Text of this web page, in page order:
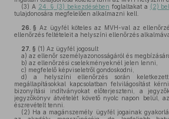
(3) A 24. § (3) bekezdésében foglaltakat a (2)
tulajdonosára megfelelően alkalmazni kell.
26. § Az ügyfél köteles az MVH-val az
ellenőrzés feltételeit a helyszíni ellenőrzés
27. § (1) Az ügyfél jogosult
a) az ellenőr személyazonosságáról és
b) az ellenőrzési cselekményeknél jelen lenni,
c) megfelelő képviseletről gondoskodni,
d) a helyszíni ellenőrzés során
megállapításokkal kapcsolatban felvilágosítást
bizonyítási indítványokat előterjeszteni, a
jegyzőkönyv átvételét követő nyolc napon belül,
észrevételt tenni.
(2) Ha a magánszemély ügyfél jogainak